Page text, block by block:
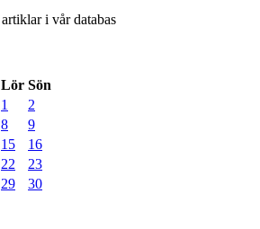
artiklar i vår databas
Lör Sön
1
2
8
9
15
16
22
23
29
30